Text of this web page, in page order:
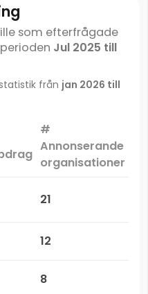
som efterfrågade
Jul 2025 till
från jan 2026 till
#
Annonserande
organisationer
21
12
8